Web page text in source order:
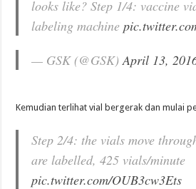
looks like? Step 1/4: vaccine
labeling machine
— GSK (@GSK)April 13,
Kemudian terlihat vial bergerak dan mulai
Step 2/4: the vials move
are labelled, 425 vials/minute
pic.twitter.com/OUB3cw3Ets